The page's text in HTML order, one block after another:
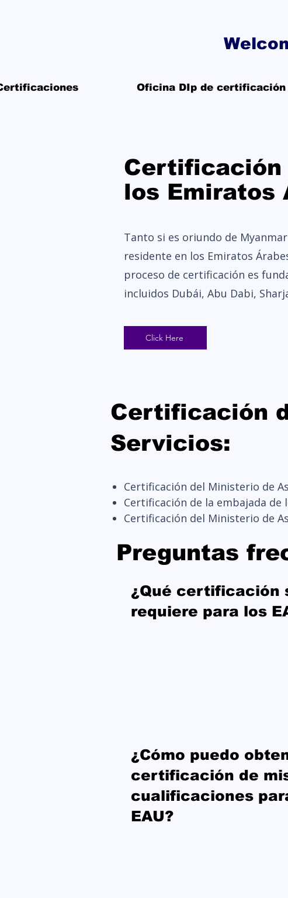
Oficina DIp de certificación
Certificación
los Emiratos
Tanto si es oriundo de
residente en los Emiratos
proceso de certificación es
incluidos Dubái, Abu Dabi,
Click Here
Certificación
Servicios:
Certificación del Ministerio de
Certificación de la embajada de
Certificación del Ministerio de
Preguntas
¿Qué certificación
requiere para los
¿Cómo puedo
certificación de
cualificaciones
EAU?